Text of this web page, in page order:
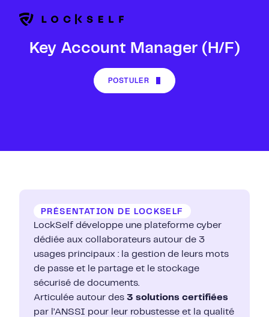
Key Account Manager (H/F)
POSTULER
PRÉSENTATION DE LOCKSELF
LockSelf développe une plateforme cyber
dédiée aux collaborateurs autour de 3
usages principaux : la gestion de leurs mots
de passe et le partage et le stockage
sécurisé de documents.
Articulée autour des 3 solutions certifiées
par l’ANSSI pour leur robustesse et la qualité